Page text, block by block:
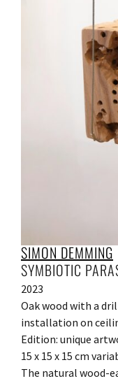
SIMON DEMMING
SYMBIOTIC
2023
Oak wood with a
installation on
Edition: unique
15 x 15 x 15 cm
The natural wood-